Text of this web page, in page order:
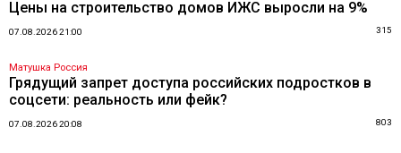
Цены на строительство домов ИЖС выросли на 9%
07.08.2026 21:00 315
Матушка Россия
Грядущий запрет доступа российских подростков в
соцсети: реальность или фейк?
07.08.2026 20:08 803